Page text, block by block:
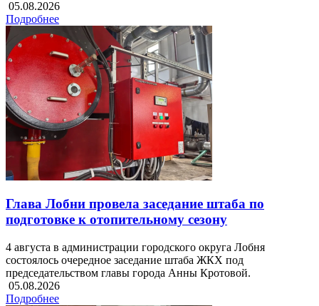
05.08.2026
Подробнее
Глава Лобни провела заседание штаба по
подготовке к отопительному сезону
4 августа в администрации городского округа Лобня
состоялось очередное заседание штаба ЖКХ под
председательством главы города Анны Кротовой.
05.08.2026
Подробнее